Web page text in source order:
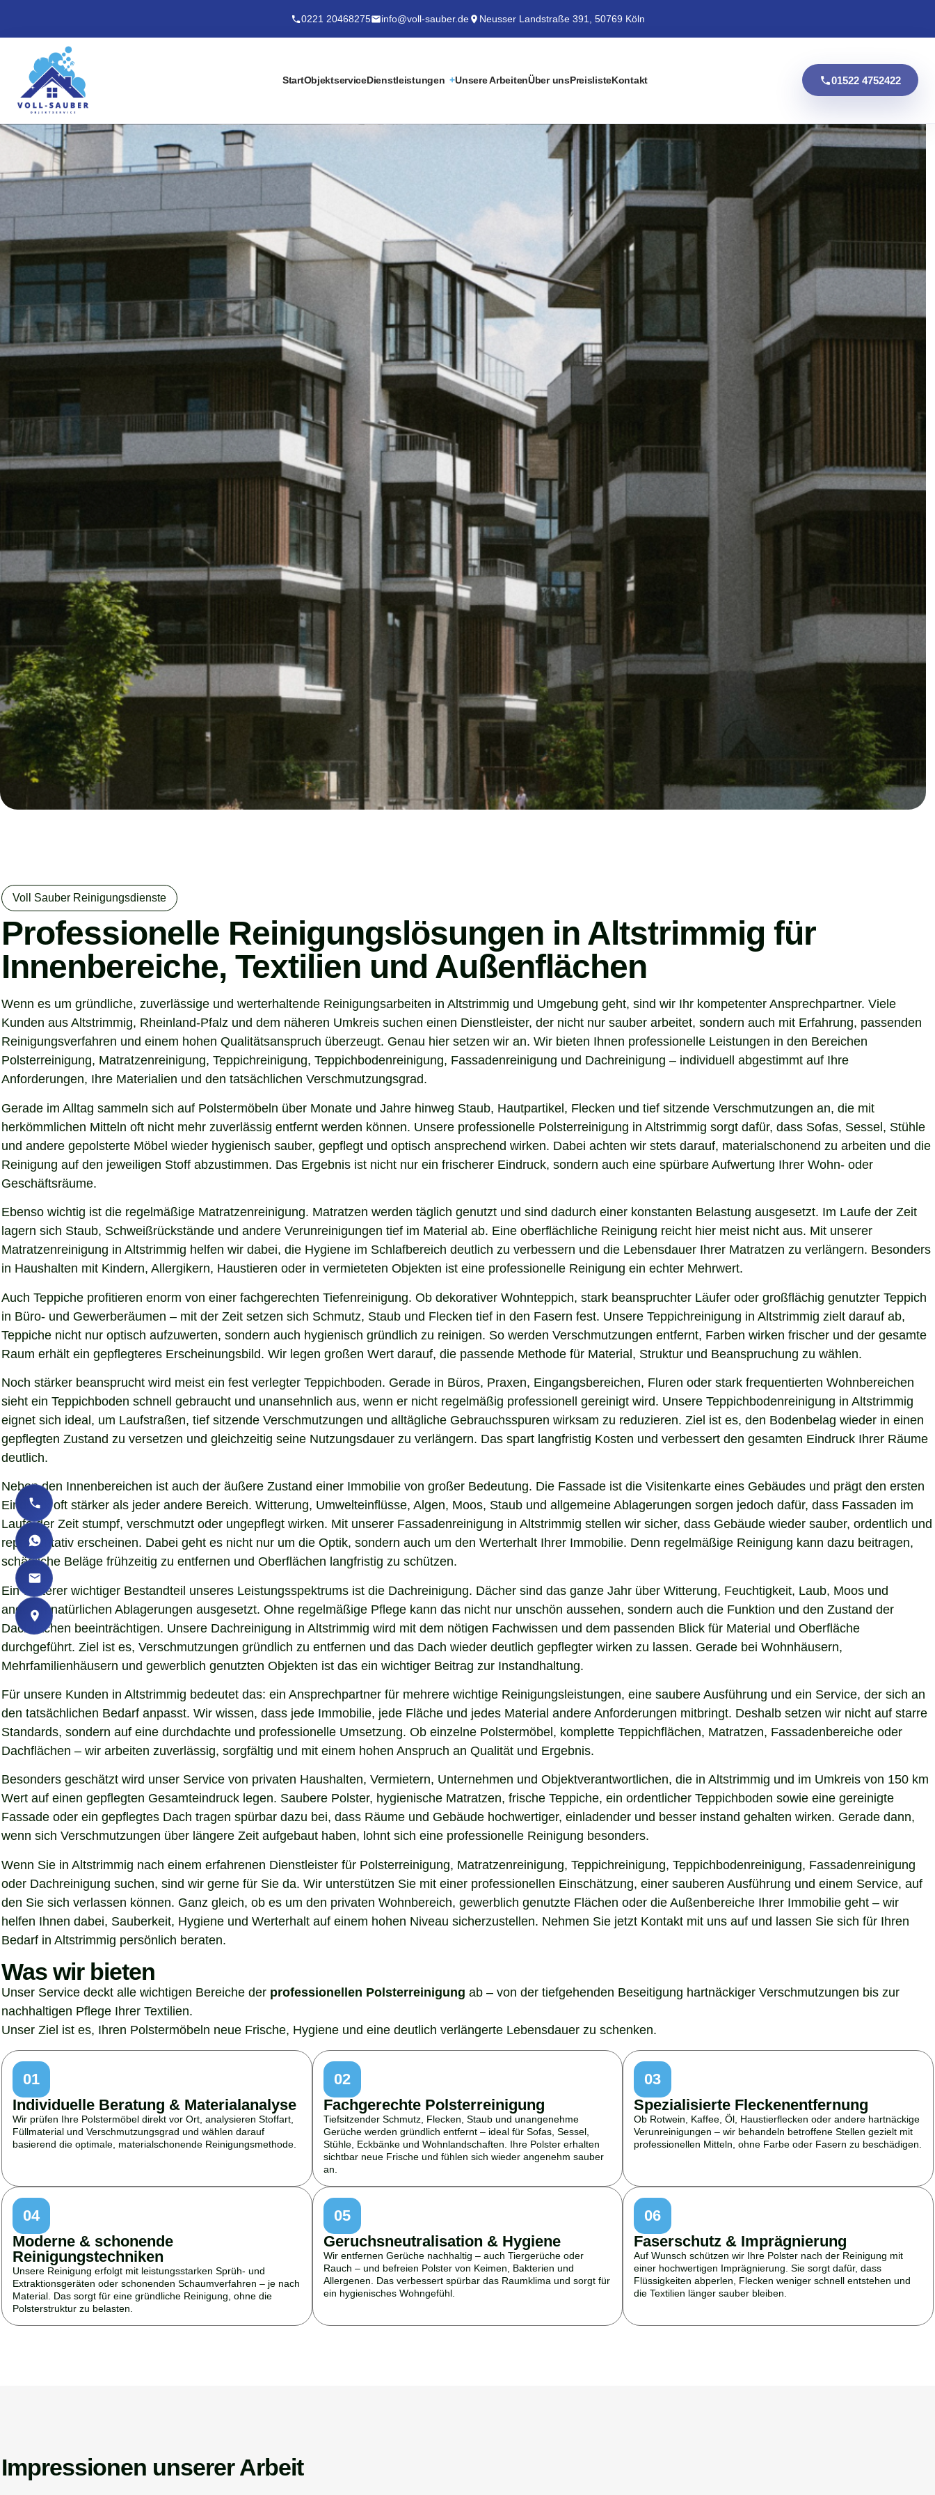
0221 20468275 info@voll-sauber.de Neusser Landstraße 391, 50769 Köln
StartObjektserviceDienstleistungen Unsere ArbeitenÜber unsPreislisteKontakt 01522 4752422
Voll Sauber Reinigungsdienste
Professionelle Reinigungslösungen in Altstrimmig für
Innenbereiche, Textilien und Außenflächen
Wenn es um gründliche, zuverlässige und werterhaltende Reinigungsarbeiten in Altstrimmig und Umgebung geht, sind wir Ihr kompetenter Ansprechpartner. Viele
Kunden aus Altstrimmig, Rheinland-Pfalz und dem näheren Umkreis suchen einen Dienstleister, der nicht nur sauber arbeitet, sondern auch mit Erfahrung, passenden
Reinigungsverfahren und einem hohen Qualitätsanspruch überzeugt. Genau hier setzen wir an. Wir bieten Ihnen professionelle Leistungen in den Bereichen
Polsterreinigung, Matratzenreinigung, Teppichreinigung, Teppichbodenreinigung, Fassadenreinigung und Dachreinigung – individuell abgestimmt auf Ihre
Anforderungen, Ihre Materialien und den tatsächlichen Verschmutzungsgrad.
Gerade im Alltag sammeln sich auf Polstermöbeln über Monate und Jahre hinweg Staub, Hautpartikel, Flecken und tief sitzende Verschmutzungen an, die mit
herkömmlichen Mitteln oft nicht mehr zuverlässig entfernt werden können. Unsere professionelle Polsterreinigung in Altstrimmig sorgt dafür, dass Sofas, Sessel, Stühle
und andere gepolsterte Möbel wieder hygienisch sauber, gepflegt und optisch ansprechend wirken. Dabei achten wir stets darauf, materialschonend zu arbeiten und die
Reinigung auf den jeweiligen Stoff abzustimmen. Das Ergebnis ist nicht nur ein frischerer Eindruck, sondern auch eine spürbare Aufwertung Ihrer Wohn- oder
Geschäftsräume.
Ebenso wichtig ist die regelmäßige Matratzenreinigung. Matratzen werden täglich genutzt und sind dadurch einer konstanten Belastung ausgesetzt. Im Laufe der Zeit
lagern sich Staub, Schweißrückstände und andere Verunreinigungen tief im Material ab. Eine oberflächliche Reinigung reicht hier meist nicht aus. Mit unserer
Matratzenreinigung in Altstrimmig helfen wir dabei, die Hygiene im Schlafbereich deutlich zu verbessern und die Lebensdauer Ihrer Matratzen zu verlängern. Besonders
in Haushalten mit Kindern, Allergikern, Haustieren oder in vermieteten Objekten ist eine professionelle Reinigung ein echter Mehrwert.
Auch Teppiche profitieren enorm von einer fachgerechten Tiefenreinigung. Ob dekorativer Wohnteppich, stark beanspruchter Läufer oder großflächig genutzter Teppich
in Büro- und Gewerberäumen – mit der Zeit setzen sich Schmutz, Staub und Flecken tief in den Fasern fest. Unsere Teppichreinigung in Altstrimmig zielt darauf ab,
Teppiche nicht nur optisch aufzuwerten, sondern auch hygienisch gründlich zu reinigen. So werden Verschmutzungen entfernt, Farben wirken frischer und der gesamte
Raum erhält ein gepflegteres Erscheinungsbild. Wir legen großen Wert darauf, die passende Methode für Material, Struktur und Beanspruchung zu wählen.
Noch stärker beansprucht wird meist ein fest verlegter Teppichboden. Gerade in Büros, Praxen, Eingangsbereichen, Fluren oder stark frequentierten Wohnbereichen
sieht ein Teppichboden schnell gebraucht und unansehnlich aus, wenn er nicht regelmäßig professionell gereinigt wird. Unsere Teppichbodenreinigung in Altstrimmig
eignet sich ideal, um Laufstraßen, tief sitzende Verschmutzungen und alltägliche Gebrauchsspuren wirksam zu reduzieren. Ziel ist es, den Bodenbelag wieder in einen
gepflegten Zustand zu versetzen und gleichzeitig seine Nutzungsdauer zu verlängern. Das spart langfristig Kosten und verbessert den gesamten Eindruck Ihrer Räume
deutlich.
Neben den Innenbereichen ist auch der äußere Zustand einer Immobilie von großer Bedeutung. Die Fassade ist die Visitenkarte eines Gebäudes und prägt den ersten
Eindruck oft stärker als jeder andere Bereich. Witterung, Umwelteinflüsse, Algen, Moos, Staub und allgemeine Ablagerungen sorgen jedoch dafür, dass Fassaden im
Laufe der Zeit stumpf, verschmutzt oder ungepflegt wirken. Mit unserer Fassadenreinigung in Altstrimmig stellen wir sicher, dass Gebäude wieder sauber, ordentlich und
repräsentativ erscheinen. Dabei geht es nicht nur um die Optik, sondern auch um den Werterhalt Ihrer Immobilie. Denn regelmäßige Reinigung kann dazu beitragen,
schädliche Beläge frühzeitig zu entfernen und Oberflächen langfristig zu schützen.
Ein weiterer wichtiger Bestandteil unseres Leistungsspektrums ist die Dachreinigung. Dächer sind das ganze Jahr über Witterung, Feuchtigkeit, Laub, Moos und
anderen natürlichen Ablagerungen ausgesetzt. Ohne regelmäßige Pflege kann das nicht nur unschön aussehen, sondern auch die Funktion und den Zustand der
Dachflächen beeinträchtigen. Unsere Dachreinigung in Altstrimmig wird mit dem nötigen Fachwissen und dem passenden Blick für Material und Oberfläche
durchgeführt. Ziel ist es, Verschmutzungen gründlich zu entfernen und das Dach wieder deutlich gepflegter wirken zu lassen. Gerade bei Wohnhäusern,
Mehrfamilienhäusern und gewerblich genutzten Objekten ist das ein wichtiger Beitrag zur Instandhaltung.
Für unsere Kunden in Altstrimmig bedeutet das: ein Ansprechpartner für mehrere wichtige Reinigungsleistungen, eine saubere Ausführung und ein Service, der sich an
den tatsächlichen Bedarf anpasst. Wir wissen, dass jede Immobilie, jede Fläche und jedes Material andere Anforderungen mitbringt. Deshalb setzen wir nicht auf starre
Standards, sondern auf eine durchdachte und professionelle Umsetzung. Ob einzelne Polstermöbel, komplette Teppichflächen, Matratzen, Fassadenbereiche oder
Dachflächen – wir arbeiten zuverlässig, sorgfältig und mit einem hohen Anspruch an Qualität und Ergebnis.
Besonders geschätzt wird unser Service von privaten Haushalten, Vermietern, Unternehmen und Objektverantwortlichen, die in Altstrimmig und im Umkreis von 150 km
Wert auf einen gepflegten Gesamteindruck legen. Saubere Polster, hygienische Matratzen, frische Teppiche, ein ordentlicher Teppichboden sowie eine gereinigte
Fassade oder ein gepflegtes Dach tragen spürbar dazu bei, dass Räume und Gebäude hochwertiger, einladender und besser instand gehalten wirken. Gerade dann,
wenn sich Verschmutzungen über längere Zeit aufgebaut haben, lohnt sich eine professionelle Reinigung besonders.
Wenn Sie in Altstrimmig nach einem erfahrenen Dienstleister für Polsterreinigung, Matratzenreinigung, Teppichreinigung, Teppichbodenreinigung, Fassadenreinigung
oder Dachreinigung suchen, sind wir gerne für Sie da. Wir unterstützen Sie mit einer professionellen Einschätzung, einer sauberen Ausführung und einem Service, auf
den Sie sich verlassen können. Ganz gleich, ob es um den privaten Wohnbereich, gewerblich genutzte Flächen oder die Außenbereiche Ihrer Immobilie geht – wir
helfen Ihnen dabei, Sauberkeit, Hygiene und Werterhalt auf einem hohen Niveau sicherzustellen. Nehmen Sie jetzt Kontakt mit uns auf und lassen Sie sich für Ihren
Bedarf in Altstrimmig persönlich beraten.
Was wir bieten
Unser Service deckt alle wichtigen Bereiche der professionellen Polsterreinigung ab – von der tiefgehenden Beseitigung hartnäckiger Verschmutzungen bis zur
nachhaltigen Pflege Ihrer Textilien.
Unser Ziel ist es, Ihren Polstermöbeln neue Frische, Hygiene und eine deutlich verlängerte Lebensdauer zu schenken.
01
Individuelle Beratung & Materialanalyse
Wir prüfen Ihre Polstermöbel direkt vor Ort, analysieren Stoffart,
Füllmaterial und Verschmutzungsgrad und wählen darauf
basierend die optimale, materialschonende Reinigungsmethode.
02
Fachgerechte Polsterreinigung
Tiefsitzender Schmutz, Flecken, Staub und unangenehme
Gerüche werden gründlich entfernt – ideal für Sofas, Sessel,
Stühle, Eckbänke und Wohnlandschaften. Ihre Polster erhalten
sichtbar neue Frische und fühlen sich wieder angenehm sauber
an.
03
Spezialisierte Fleckenentfernung
Ob Rotwein, Kaffee, Öl, Haustierflecken oder andere hartnäckige
Verunreinigungen – wir behandeln betroffene Stellen gezielt mit
professionellen Mitteln, ohne Farbe oder Fasern zu beschädigen.
04
Moderne & schonende
Reinigungstechniken
Unsere Reinigung erfolgt mit leistungsstarken Sprüh- und
Extraktionsgeräten oder schonenden Schaumverfahren – je nach
Material. Das sorgt für eine gründliche Reinigung, ohne die
Polsterstruktur zu belasten.
05
Geruchsneutralisation & Hygiene
Wir entfernen Gerüche nachhaltig – auch Tiergerüche oder
Rauch – und befreien Polster von Keimen, Bakterien und
Allergenen. Das verbessert spürbar das Raumklima und sorgt für
ein hygienisches Wohngefühl.
06
Faserschutz & Imprägnierung
Auf Wunsch schützen wir Ihre Polster nach der Reinigung mit
einer hochwertigen Imprägnierung. Sie sorgt dafür, dass
Flüssigkeiten abperlen, Flecken weniger schnell entstehen und
die Textilien länger sauber bleiben.
Impressionen unserer Arbeit